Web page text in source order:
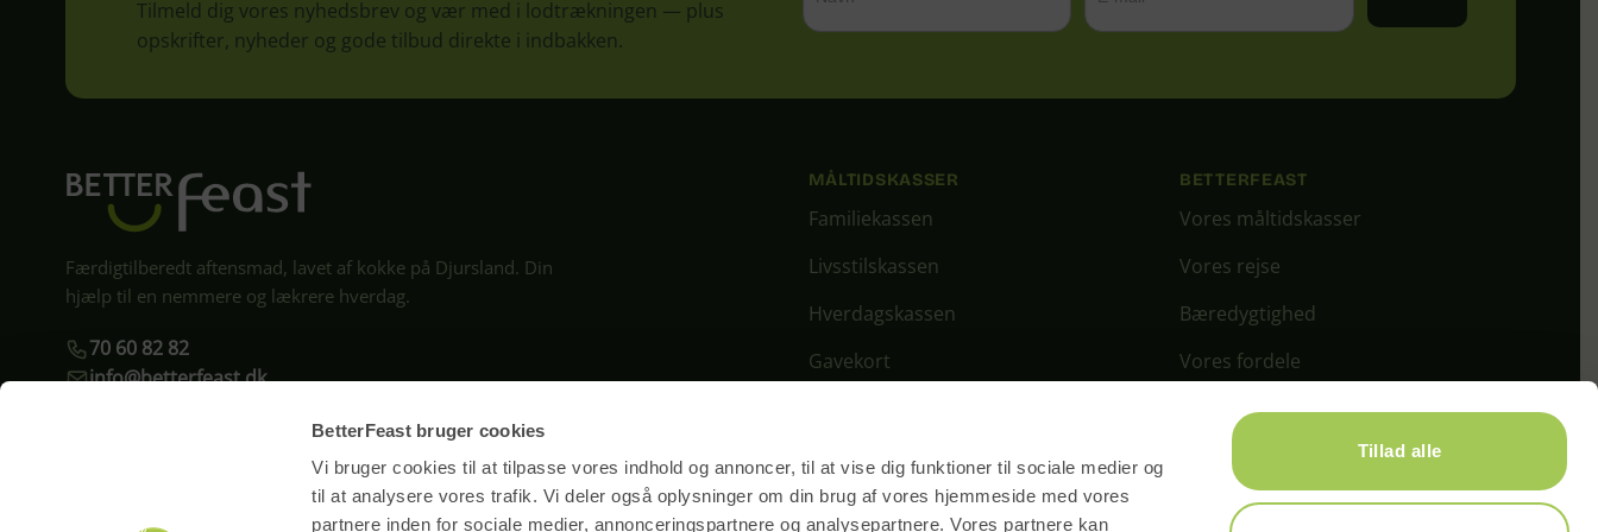
BetterFeast bruger cookies
Vi bruger cookies til at tilpasse vores indhold og annoncer, til at vise dig funktioner til sociale medier og
til at analysere vores trafik. Vi deler også oplysninger om din brug af vores hjemmeside med vores
partnere inden for sociale medier, annonceringspartnere og analysepartnere. Vores partnere kan
Tillad alle
Tilmeld dig vores nyhedsbrev og vær med i lodtrækningen — plus
opskrifter, nyheder og gode tilbud direkte i indbakken.
Færdigtilberedt aftensmad, lavet af kokke på Djursland. Din
hjælp til en nemmere og lækrere hverdag.
70 60 82 82
info@betterfeast.dk
Kundeservice er åben man–tor kl. 09–16 og fre kl. 9–13. På helligdage er der lukket.
Kontrol
rapport
MÅLTIDSKASSER
Familiekassen
Livsstilskassen
Hverdagskassen
Gavekort
BETTERFEAST
Vores måltidskasser
Vores rejse
Bæredygtighed
Vores fordele
Kontakt